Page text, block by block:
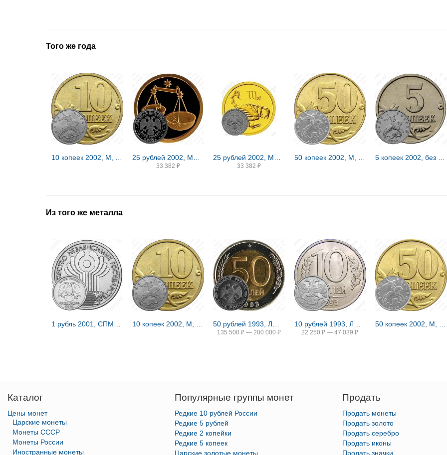
Того же года
33 382 ₽ 33 382 ₽
Из того же металла
135 500 ₽ — 200 000 ₽ 22 250 ₽ — 47 039 ₽
Каталог
Цены монет
Царские монеты
Монеты СССР
Монеты России
Иностранные монеты
Популярные группы монет
Редкие 10 рублей России
Редкие 5 рублей
Редкие 2 копейки
Редкие 5 копеек
Царские золотые монеты
Продать
Продать монеты
Продать золото
Продать серебро
Продать иконы
Продать значки